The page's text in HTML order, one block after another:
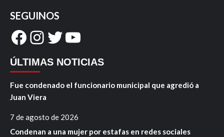
SEGUINOS
Facebook
Instagram
Twitter
YouTube
ÚLTIMAS NOTICIAS
Fue condenado el funcionario municipal que agredió a
Juan Viera
7 de agosto de 2026
Condenan a una mujer por estafas en redes sociales